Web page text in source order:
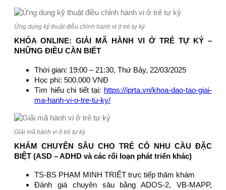
Ứng dụng kỹ thuật điều chỉnh hành vi ở trẻ tự kỷ
KHÓA ONLINE: GIẢI MÃ HÀNH VI Ở TRẺ TỰ KỶ –
NHỮNG ĐIỀU CẦN BIẾT
Thời gian: 19:00 – 21:30, Thứ Bảy, 22/03/2025
Học phí: 500.000 VNĐ
Tìm hiểu chi tiết tại: https://iprta.vn/khoa-dao-tao-giai-
ma-hanh-vi-o-tre-tu-ky/
Giải mã hành vi ở trẻ tự kỷ
KHÁM CHUYÊN SÂU CHO TRẺ CÓ NHU CẦU ĐẶC
BIỆT (ASD – ADHD và các rối loạn phát triển khác)
TS-BS PHẠM MINH TRIẾT trực tiếp thăm khám
Đánh giá chuyên sâu bằng ADOS-2, VB-MAPP,